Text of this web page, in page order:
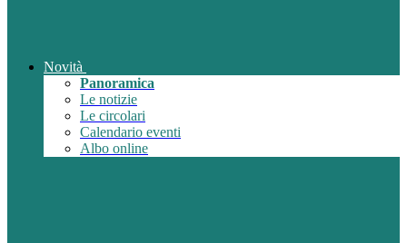
Novità
Panoramica
Le notizie
Le circolari
Calendario eventi
Albo online